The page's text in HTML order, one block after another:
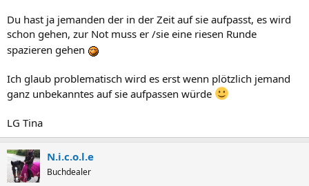
Du hast ja jemanden der in der Zeit auf sie aufpasst, es wird
schon gehen, zur Not muss er /sie eine riesen Runde
spazieren gehen
Ich glaub problematisch wird es erst wenn plötzlich jemand
ganz unbekanntes auf sie aufpassen würde
LG Tina
N.i.c.o.l.e
Buchdealer